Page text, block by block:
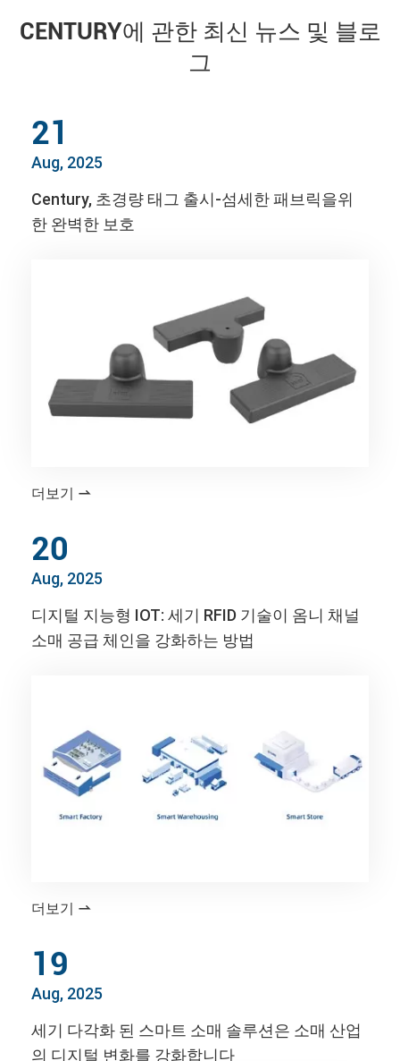
CENTURY에 관한 최신 뉴스 및 블로
그
21
Aug, 2025
Century, 초경량 태그 출시-섬세한 패브릭을위
한 완벽한 보호
더보기 
20
Aug, 2025
디지털 지능형 IOT: 세기 RFID 기술이 옴니 채널
소매 공급 체인을 강화하는 방법
더보기 
19
Aug, 2025
세기 다각화 된 스마트 소매 솔루션은 소매 산업
의 디지털 변화를 강화합니다